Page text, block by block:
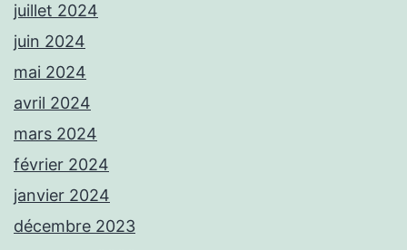
juillet 2024
juin 2024
mai 2024
avril 2024
mars 2024
février 2024
janvier 2024
décembre 2023